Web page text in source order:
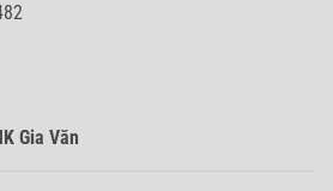
Gia Văn